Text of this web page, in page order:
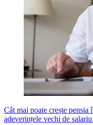
Cât mai poate crește pensia
adeverințele vechi de